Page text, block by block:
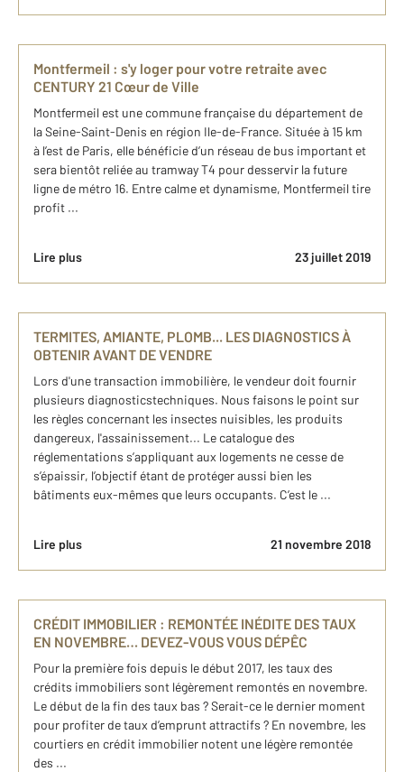
Montfermeil : s'y loger pour votre retraite avec
CENTURY 21 Cœur de Ville
Montfermeil est une commune française du département de
la Seine-Saint-Denis en région Ile-de-France. Située à 15 km
à l’est de Paris, elle bénéficie d’un réseau de bus important et
sera bientôt reliée au tramway T4 pour desservir la future
ligne de métro 16. Entre calme et dynamisme, Montfermeil tire
profit ...
Lire plus 23 juillet 2019
TERMITES, AMIANTE, PLOMB... LES DIAGNOSTICS À
OBTENIR AVANT DE VENDRE
Lors d'une transaction immobilière, le vendeur doit fournir
plusieurs diagnosticstechniques. Nous faisons le point sur
les règles concernant les insectes nuisibles, les produits
dangereux, l'assainissement... Le catalogue des
réglementations s’appliquant aux logements ne cesse de
s’épaissir, l’objectif étant de protéger aussi bien les
bâtiments eux-mêmes que leurs occupants. C’est le ...
Lire plus 21 novembre 2018
CRÉDIT IMMOBILIER : REMONTÉE INÉDITE DES TAUX
EN NOVEMBRE… DEVEZ-VOUS VOUS DÉPÊC
Pour la première fois depuis le début 2017, les taux des
crédits immobiliers sont légèrement remontés en novembre.
Le début de la fin des taux bas ? Serait-ce le dernier moment
pour profiter de taux d’emprunt attractifs ? En novembre, les
courtiers en crédit immobilier notent une légère remontée
des ...